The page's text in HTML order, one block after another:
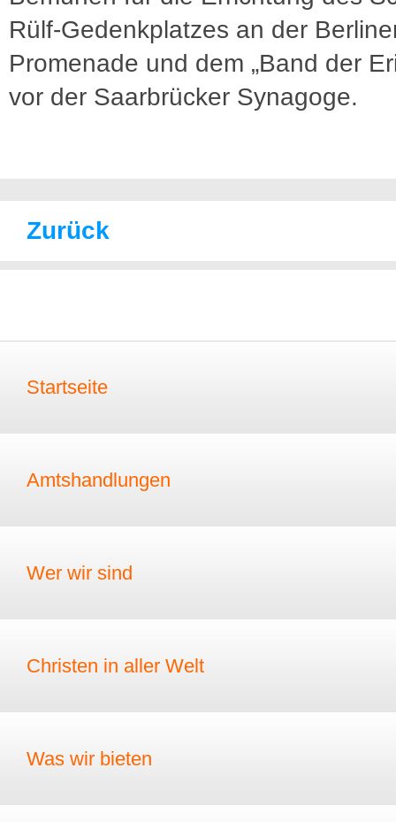
Rülf-Gedenkplatzes an der
Promenade und dem „Band der
vor der Saarbrücker Synagoge.
Zurück
Startseite
Amtshandlungen
Wer wir sind
Christen in aller Welt
Was wir bieten